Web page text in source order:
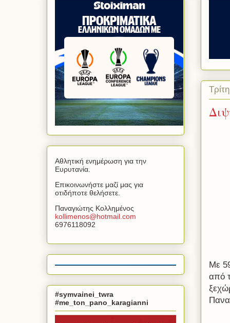
Με
από
Αθλητική ενημέρωση για την
Ευρυτανία.
Επικοινωνήστε μαζί μας για
οτιδήποτε θελήσετε.
Παναγιώτης Κολλημένος
kollimenos@hotmail com
6976118092
#symvainei_twra
#me_ton_pano_karagianni